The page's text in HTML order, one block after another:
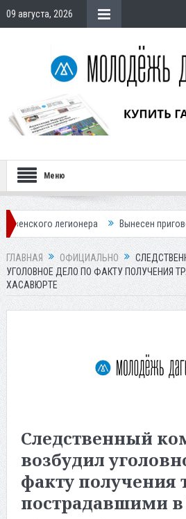
09 августа, 2026
Меню
Вынесен приговор по делу о
ГЛАВНАЯ ОФИЦИАЛЬНО
УГОЛОВНОЕ ДЕЛО ПО ФАКТУ ПОЛУЧЕНИЯ
ХАСАВЮРТЕ
Следственный
возбудил
факту получения
пострадавшими